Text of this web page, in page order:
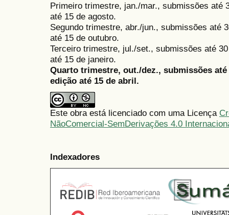
Primeiro trimestre, jan./mar., submissões até
até 15 de agosto.
Segundo trimestre, abr./jun., submissões até
até 15 de outubro.
Terceiro trimestre, jul./set., submissões até
até 15 de janeiro.
Quarto trimestre, out./dez., submissões
edição até 15 de abril.
Este obra está licenciado com uma Licença
NãoComercial-SemDerivações 4.0
Indexadores